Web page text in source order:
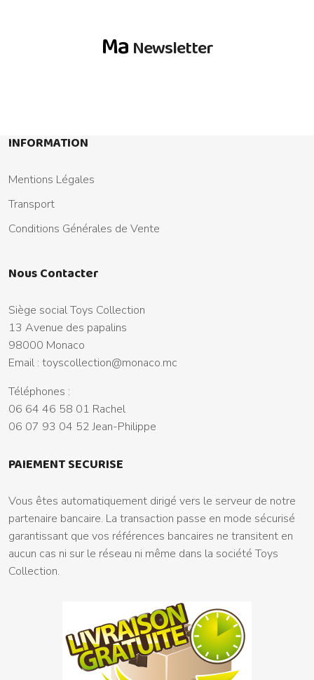
Ma Newsletter
INFORMATION
Mentions Légales
Transport
Conditions Générales de Vente
Nous Contacter
Siège social Toys Collection
13 Avenue des papalins
98000 Monaco
Email : toyscollection@monaco.mc
Téléphones :
06 64 46 58 01 Rachel
06 07 93 04 52 Jean-Philippe
PAIEMENT SECURISE
Vous êtes automatiquement dirigé vers le serveur de notre
partenaire bancaire. La transaction passe en mode sécurisé
garantissant que vos références bancaires ne transitent en
aucun cas ni sur le réseau ni même dans la société Toys
Collection.